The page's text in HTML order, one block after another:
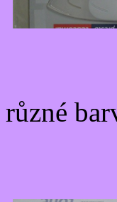
různé